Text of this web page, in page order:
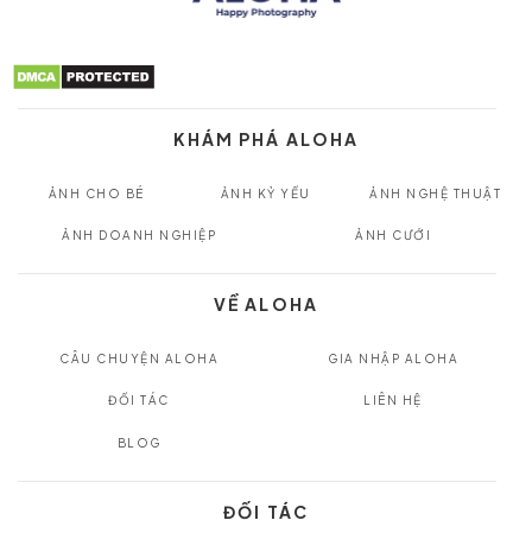
KHÁM PHÁ ALOHA
ẢNH CHO BÉ ẢNH KỶ YẾU ẢNH NGHỆ THUẬT
ẢNH DOANH NGHIỆP ẢNH CƯỚI
VỀ ALOHA
CÂU CHUYỆN ALOHA GIA NHẬP ALOHA
ĐỐI TÁC LIÊN HỆ
BLOG
ĐỐI TÁC